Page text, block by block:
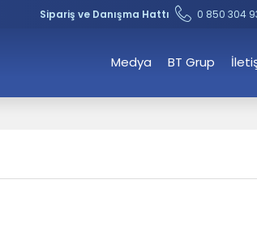
Sipariş ve Danışma Hattı 0 850 304
Medya BT Grup